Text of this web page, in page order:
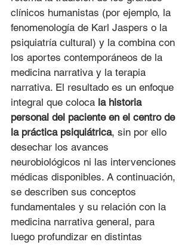
clínicos humanistas (por ejemplo, la
fenomenología de Karl Jaspers o la
psiquiatría cultural) y la combina con
los aportes contemporáneos de la
medicina narrativa y la terapia
narrativa. El resultado es un enfoque
integral que coloca la historia
personal del paciente en el centro de
la práctica psiquiátrica, sin por ello
desechar los avances
neurobiológicos ni las intervenciones
médicas disponibles. A continuación,
se describen sus conceptos
fundamentales y su relación con la
medicina narrativa general, para
luego profundizar en distintas